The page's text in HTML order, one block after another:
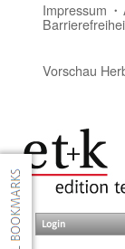
Impressum
Vorschau
Login